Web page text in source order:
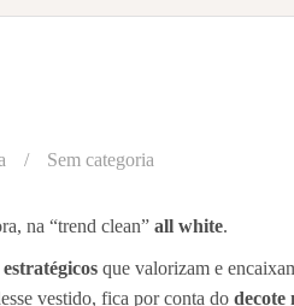
Sem categoria
na “trend clean” all white.
que valorizam e
vestido, fica por conta do decote